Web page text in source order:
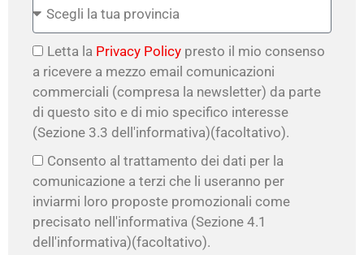
Letta la Privacy Policy presto il mio consenso
a ricevere a mezzo email comunicazioni
commerciali (compresa la newsletter) da parte
di questo sito e di mio specifico interesse
(Sezione 3.3 dell'informativa)(facoltativo).
Consento al trattamento dei dati per la
comunicazione a terzi che li useranno per
inviarmi loro proposte promozionali come
precisato nell'informativa (Sezione 4.1
dell'informativa)(facoltativo).